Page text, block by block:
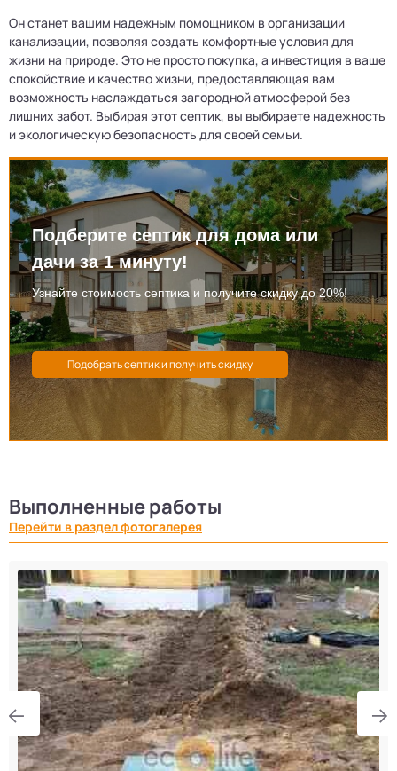
Он станет вашим надежным помощником в организации
канализации, позволяя создать комфортные условия для
жизни на природе. Это не просто покупка, а инвестиция в ваше
спокойствие и качество жизни, предоставляющая вам
возможность наслаждаться загородной атмосферой без
лишних забот. Выбирая этот септик, вы выбираете надежность
и экологическую безопасность для своей семьи.
Подберите септик для дома или
дачи за 1 минуту!
Узнайте стоимость септика и получите скидку до 20%!
Выполненные работы
Перейти в раздел фотогалерея